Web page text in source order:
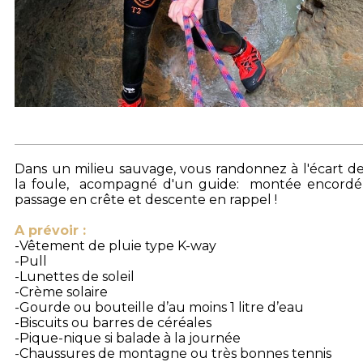
Dans un milieu sauvage, vous randonnez à l'écart
la foule, acompagné d'un guide: montée
passage en crête et descente en rappel !
A prévoir :
-Vêtement de pluie type K-way
-Pull
-Lunettes de soleil
-Crème solaire
-Gourde ou bouteille d’au moins 1 litre d’eau
-Biscuits ou barres de céréales
-Pique-nique si balade à la journée
-Chaussures de montagne ou très bonnes tennis